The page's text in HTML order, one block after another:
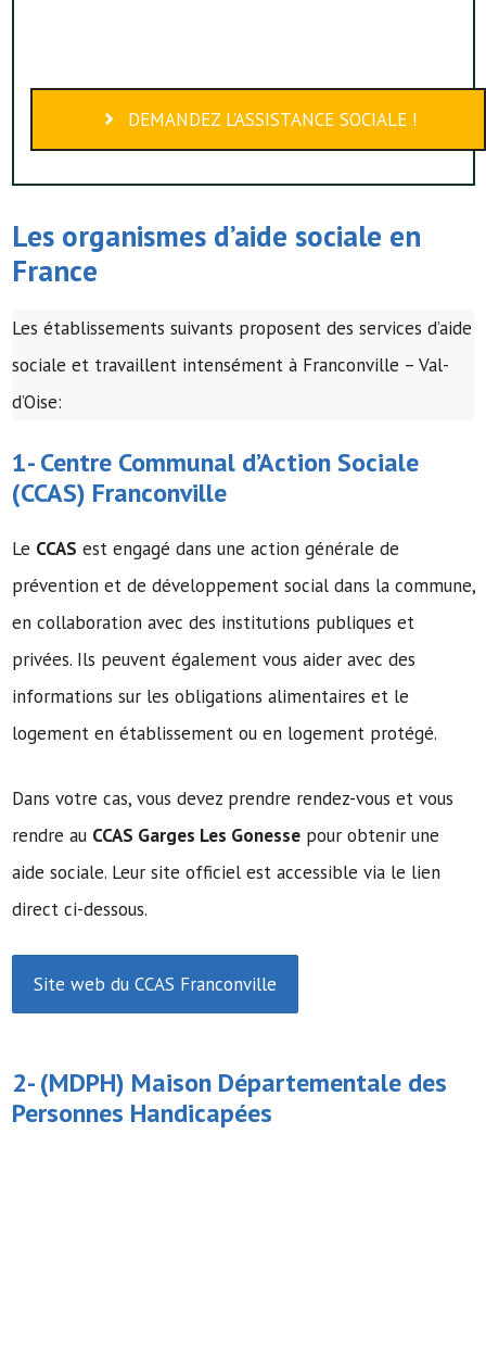
DEMANDEZ L’ASSISTANCE SOCIALE !
Les organismes d’aide sociale en
France
Les établissements suivants proposent des services d’aide
sociale et travaillent intensément à Franconville – Val-
d’Oise:
1-Centre Communal d’Action Sociale
(CCAS) Franconville
Le CCAS est engagé dans une action générale de
prévention et de développement social dans la commune,
en collaboration avec des institutions publiques et
privées. Ils peuvent également vous aider avec des
informations sur les obligations alimentaires et le
logement en établissement ou en logement protégé.
Dans votre cas, vous devez prendre rendez-vous et vous
rendre au CCAS Garges Les Gonesse pour obtenir une
aide sociale. Leur site officiel est accessible via le lien
direct ci-dessous.
Site web du CCAS Franconville
2- (MDPH) Maison Départementale des
Personnes Handicapées